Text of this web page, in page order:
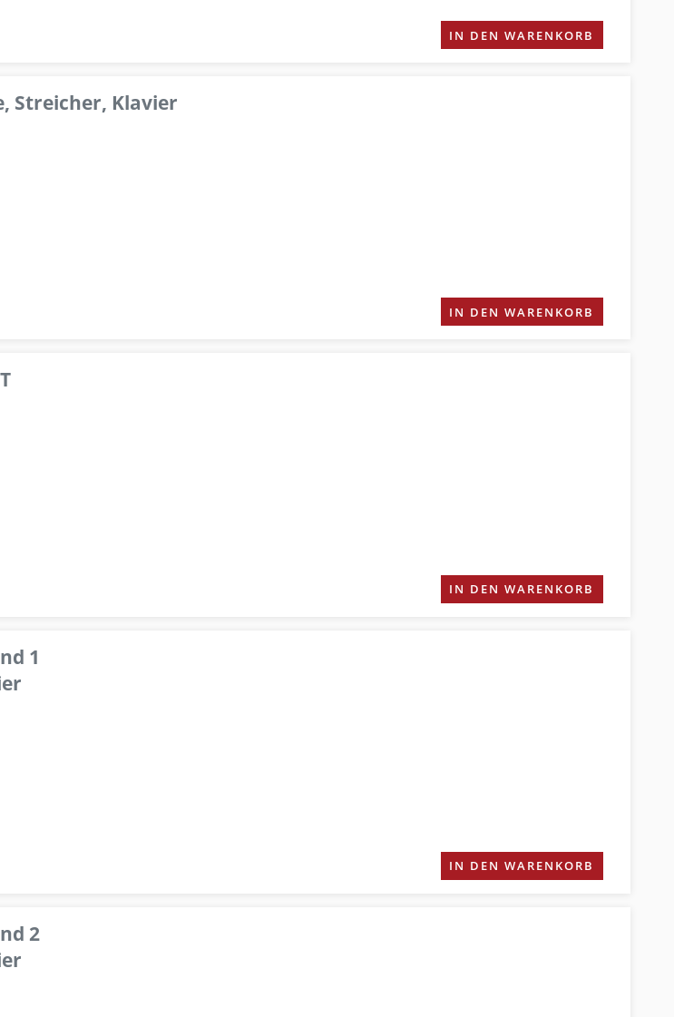
IN DEN WARENKORB
Streicher, Klavier
IN DEN WARENKORB
IN DEN WARENKORB
1
IN DEN WARENKORB
2